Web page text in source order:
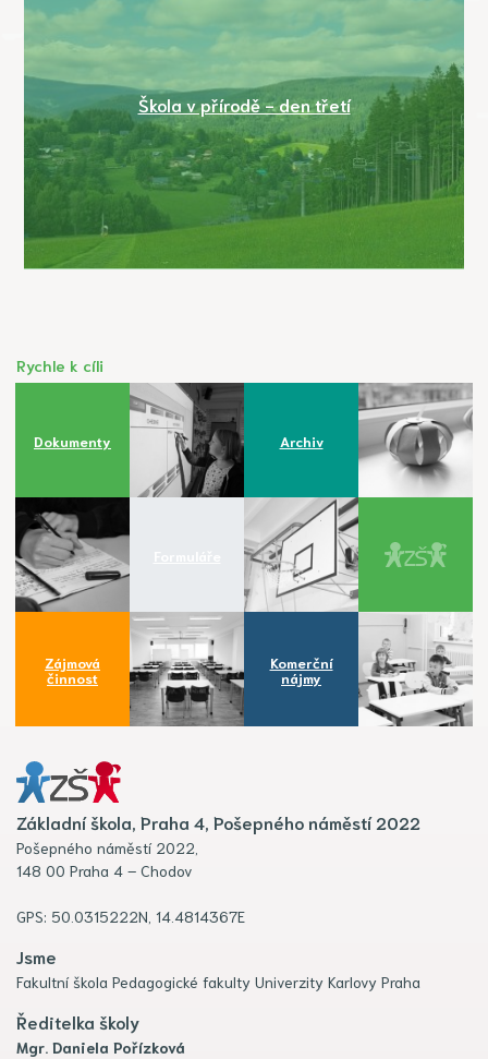
Škola v přírodě - den třetí
Rychle k cíli
Dokumenty Archiv
Zájmová
činnost
Komerční
nájmy
Základní škola, Praha 4, Pošepného náměstí 2022
Pošepného náměstí 2022,
148 00 Praha 4 – Chodov
GPS: 50.0315222N, 14.4814367E
Jsme
Fakultní škola Pedagogické fakulty Univerzity Karlovy Praha
Ředitelka školy
Mgr. Daniela Pořízková